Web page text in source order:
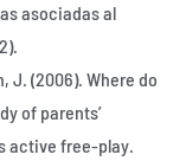
asociadas al
J. (2006). Where do
of parents’
active free-play.